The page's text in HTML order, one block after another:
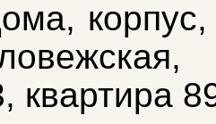
корпус,
квартира